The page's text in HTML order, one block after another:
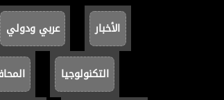
الأخبار عربي ودولي
التكنولوجيا